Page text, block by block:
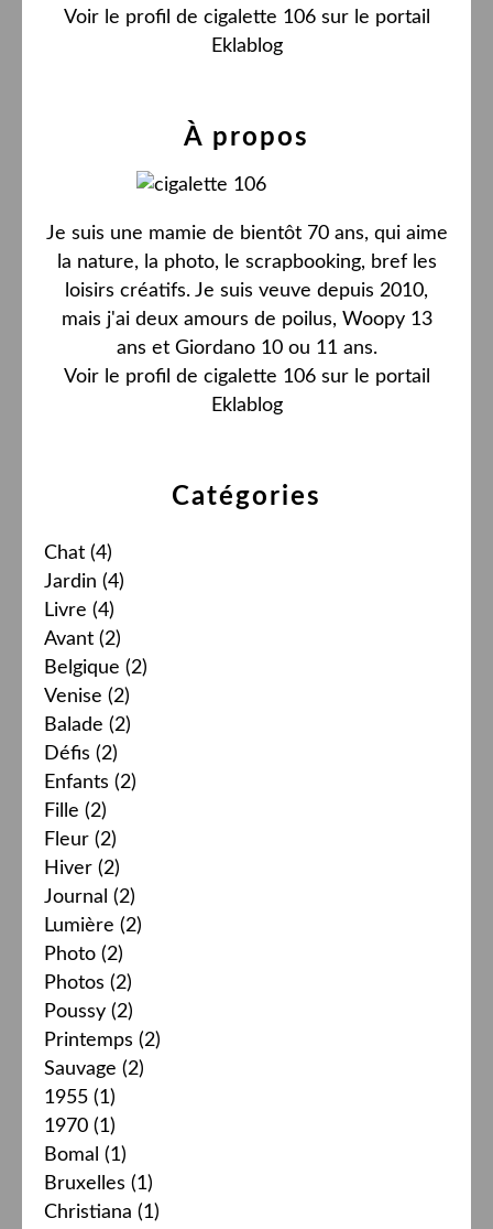
Catégories
Chat (4)
Jardin (4)
Livre (4)
Avant (2)
Belgique (2)
Venise (2)
Balade (2)
Défis (2)
Enfants (2)
Fille (2)
Fleur (2)
Hiver (2)
Journal (2)
Lumière (2)
Photo (2)
Photos (2)
Poussy (2)
Printemps (2)
Sauvage (2)
1955 (1)
1970 (1)
Bomal (1)
Bruxelles (1)
Christiana (1)
Voir le profil de cigalette 106sur le portail
Eklablog
À propos
Je suis une mamie de bientôt 70 ans, qui aime
la nature, la photo, le scrapbooking, bref les
loisirs créatifs. Je suis veuve depuis 2010,
mais j'ai deux amours de poilus, Woopy 13
ans et Giordano 10 ou 11 ans.
Voir le profil de cigalette 106sur le portail
Eklablog